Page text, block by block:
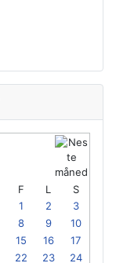
F L
S
1
2
3
8 9
10
15 16
17
22 23 24